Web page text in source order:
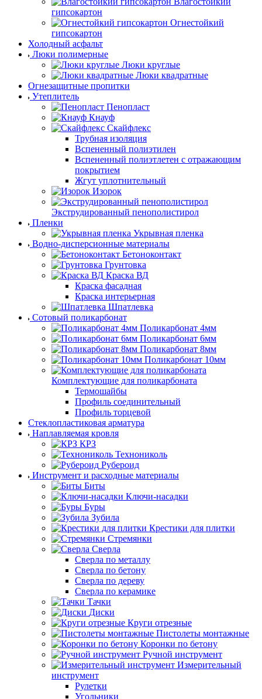
гипсокартон
Огнестойкий
гипсокартон
Холодный асфальт
Люки полимерные
Люки круглые
Люки квадратные
Огнезащитные пропитки
Утеплитель
Пенопласт
Кнауф
Скайфлекс
Трубная изоляция
Вспененный полиэтилен
Вспененный полиэтлетен с отражающим
покрытием
Жгут уплотнительный
Изорок
Экструдированный пенополистирол
Пленки
Укрывная пленка
Водно-дисперсионные материалы
Бетоноконтакт
Грунтовка
Краска ВД
Краска фасадная
Краска интерьерная
Шпатлевка
Сотовый поликарбонат
Поликарбонат 4мм
Поликарбонат 6мм
Поликарбонат 8мм
Поликарбонат 10мм
Комплектующие для поликарбоната
Термошайбы
Профиль соединительный
Профиль торцевой
Стеклопластиковая арматура
Наплавляемая кровля
КРЗ
Технониколь
Рубероид
Инструмент и расходные материалы
Биты
Ключи-насадки
Буры
Зубила
Крестики для плитки
Стремянки
Сверла
Сверла по металлу
Сверла по бетону
Сверла по дереву
Сверла по керамике
Тачки
Диски
Круги отрезные
Пистолеты монтажные
Коронки по бетону
Ручной инструмент
Измерительный
инструмент
Рулетки
Угольники